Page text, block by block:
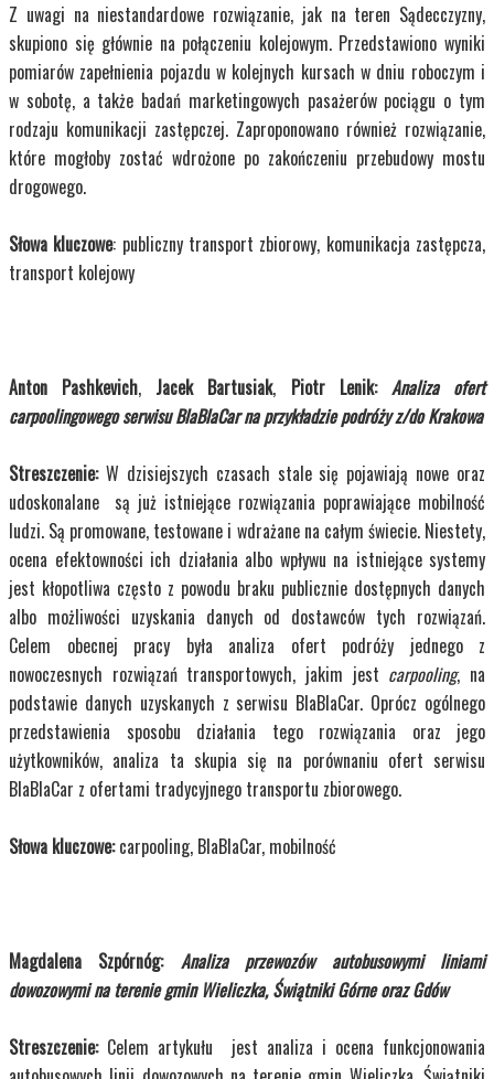
Z uwagi na niestandardowe rozwiązanie, jak na teren Sądecczyzny,
skupiono się głównie na połączeniu kolejowym. Przedstawiono wyniki
pomiarów zapełnienia pojazdu w kolejnych kursach w dniu roboczym i
w sobotę, a także badań marketingowych pasażerów pociągu o tym
rodzaju komunikacji zastępczej. Zaproponowano również rozwiązanie,
które mogłoby zostać wdrożone po zakończeniu przebudowy mostu
drogowego.
Słowa kluczowe: publiczny transport zbiorowy, komunikacja zastępcza,
transport kolejowy
Anton Pashkevich, Jacek Bartusiak, Piotr Lenik: Analiza ofert
carpoolingowego serwisu BlaBlaCar na przykładzie podróży z/do Krakowa
Streszczenie:W dzisiejszych czasach stale się pojawiają nowe oraz
udoskonalane są już istniejące rozwiązania poprawiające mobilność
ludzi. Są promowane, testowane i wdrażane na całym świecie. Niestety,
ocena efektowności ich działania albo wpływu na istniejące systemy
jest kłopotliwa często z powodu braku publicznie dostępnych danych
albo możliwości uzyskania danych od dostawców tych rozwiązań.
Celem obecnej pracy była analiza ofert podróży jednego z
nowoczesnych rozwiązań transportowych, jakim jest carpooling, na
podstawie danych uzyskanych z serwisu BlaBlaCar. Oprócz ogólnego
przedstawienia sposobu działania tego rozwiązania oraz jego
użytkowników, analiza ta skupia się na porównaniu ofert serwisu
BlaBlaCar z ofertami tradycyjnego transportu zbiorowego.
Słowa kluczowe:carpooling, BlaBlaCar, mobilność
Magdalena Szpórnóg: Analiza przewozów autobusowymi liniami
dowozowymi na terenie gmin Wieliczka, Świątniki Górne oraz Gdów
Streszczenie:Celem artykułu jest analiza i ocena funkcjonowania